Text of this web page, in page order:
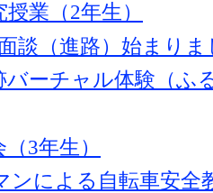
業（2年生）
談（進路）始まりま
バーチャル体験（ふ
3年生）
ンによる自転車安全